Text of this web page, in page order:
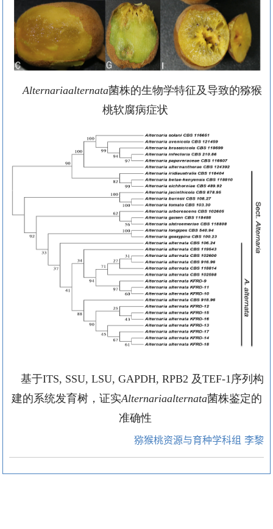
Alternariaalternata菌株的生物学特征及导致的猕猴
桃软腐病症状
基于ITS, SSU, LSU, GAPDH, RPB2 及TEF-1 序列构
建的系统发育树，证实Alternariaalternata菌株鉴定的
准确性
猕猴桃资源与育种学科组 李黎